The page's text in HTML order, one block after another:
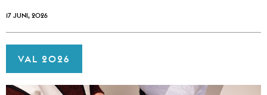
17 JUNI, 2026
VAL 2026